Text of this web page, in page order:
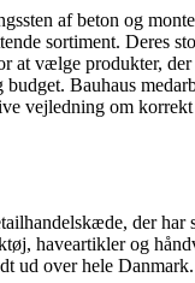
af beton og
sortiment. Deres
at vælge produkter, der
Bauhaus
vejledning om
der har
haveartikler og
ud over hele Danmark.